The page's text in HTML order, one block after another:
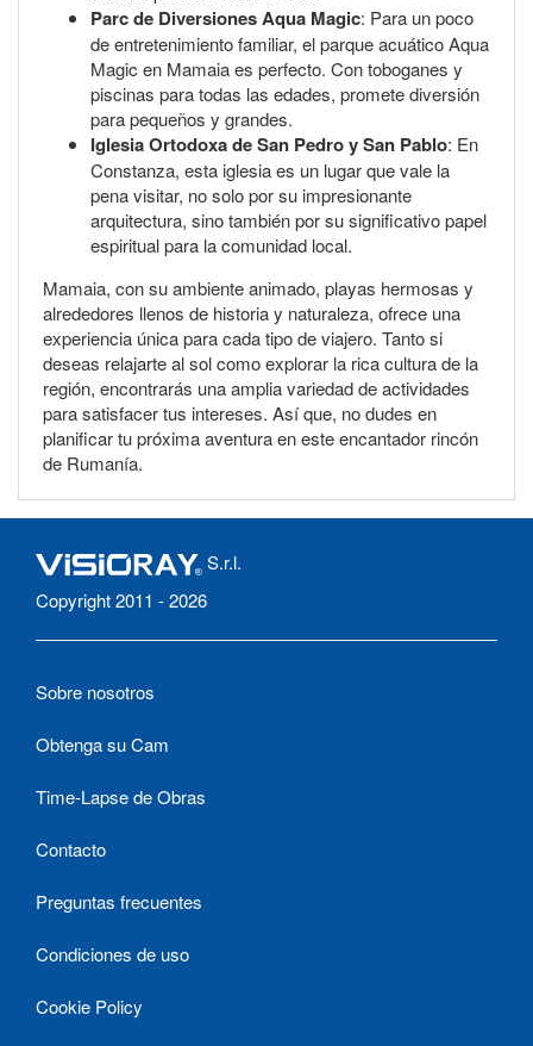
Parc de Diversiones Aqua Magic: Para un poco
de entretenimiento familiar, el parque acuático Aqua
Magic en Mamaia es perfecto. Con toboganes y
piscinas para todas las edades, promete diversión
para pequeños y grandes.
Iglesia Ortodoxa de San Pedro y San Pablo: En
Constanza, esta iglesia es un lugar que vale la
pena visitar, no solo por su impresionante
arquitectura, sino también por su significativo papel
espiritual para la comunidad local.
Mamaia, con su ambiente animado, playas hermosas y
alrededores llenos de historia y naturaleza, ofrece una
experiencia única para cada tipo de viajero. Tanto si
deseas relajarte al sol como explorar la rica cultura de la
región, encontrarás una amplia variedad de actividades
para satisfacer tus intereses. Así que, no dudes en
planificar tu próxima aventura en este encantador rincón
de Rumanía.
S.r.l.
Copyright 2011 - 2026
Sobre nosotros
Obtenga su Cam
Time-Lapse de Obras
Contacto
Preguntas frecuentes
Condiciones de uso
Cookie Policy